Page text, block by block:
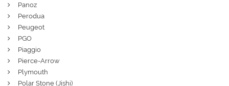
Panoz
Perodua
Peugeot
PGO
Piaggio
Pierce-Arrow
Plymouth
Polar Stone (Jishi)